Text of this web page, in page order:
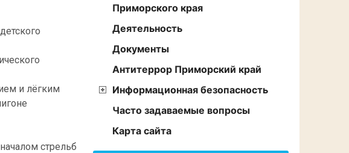
и лёгким
стрельб
Приморского края
Деятельность
Документы
Антитеррор Приморский край
Информационная безопасность
Часто задаваемые вопросы
Карта сайта